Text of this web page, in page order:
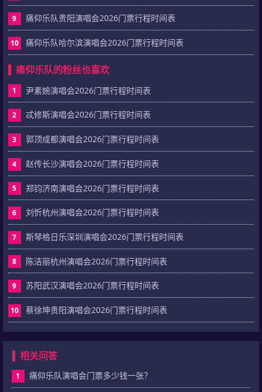
9 痛仰乐队贵阳演唱会2026门票行程时间表
10 痛仰乐队哈尔滨演唱会2026门票行程时间表
痛仰乐队的粉丝也喜欢
1 尹素婉演唱会2026门票行程时间表
2 忒修斯演唱会2026门票行程时间表
3 郭顶成都演唱会2026门票行程时间表
4 赵传长沙演唱会2026门票行程时间表
5 郑钧济南演唱会2026门票行程时间表
6 刘忻杭州演唱会2026门票行程时间表
7 斯琴格日乐深圳演唱会2026门票行程时间表
8 陈洁丽杭州演唱会2026门票行程时间表
9 苏阳武汉演唱会2026门票行程时间表
10 蔡徐坤贵阳演唱会2026门票行程时间表
相关问答
1 痛仰乐队演唱会门票多少钱一张？